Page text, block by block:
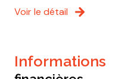
Voir le détail
informations